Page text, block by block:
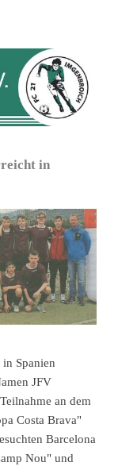
in
Spanien
JFV
an dem
Costa Brava"
Barcelona
Nou" und